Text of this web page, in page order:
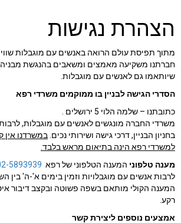
הצהרת נגישות
מתוך תפיסת עולם הרואה באנשים עם מוגבלות שווי
חברתנו משקיעה מאמצים ומשאבים בהנגשת מבניה
שיותאמו גם לאנשים עם מוגבלות.
הסדרי הגישה לבניין בו ממוקמים משרדי רפא
כתובתנו – שלמה הלוי 5 ירושלים .
משרדי החברה מונגשים לאנשים עם מוגבלות, לרבות
בחניון הבניין, דרכי גישה ושירותי נכים. במשרדנו אין
למשרדי רפא הינה בתיאום מראש בלבד.
מענה טלפוני המענה הטלפוני של רפא 5893939
לרבות אנשים עם מוגבלויות וזמין בימים א'-ה' בין השעות 07:30 –
המענה הקולי מותאם בשפה פשוטה ובקצב דיבור
רקע.
אמצעים נוספים ליצירת קשר